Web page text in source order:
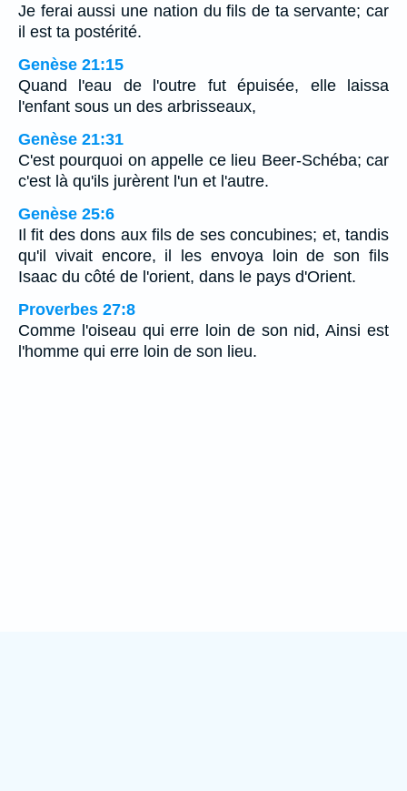
Je ferai aussi une nation du fils de ta servante; car
il est ta postérité.
Genèse 21:15
Quand l'eau de l'outre fut épuisée, elle laissa
l'enfant sous un des arbrisseaux,
Genèse 21:31
C'est pourquoi on appelle ce lieu Beer-Schéba; car
c'est là qu'ils jurèrent l'un et l'autre.
Genèse 25:6
Il fit des dons aux fils de ses concubines; et, tandis
qu'il vivait encore, il les envoya loin de son fils
Isaac du côté de l'orient, dans le pays d'Orient.
Proverbes 27:8
Comme l'oiseau qui erre loin de son nid, Ainsi est
l'homme qui erre loin de son lieu.